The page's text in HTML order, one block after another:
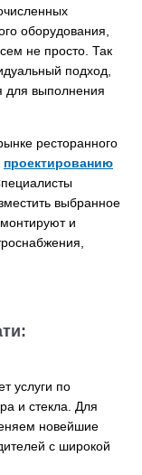
оборудования,
не просто. Так
подход,
для выполнения
ресторанного
проектированию
выбранное
и
услуги по
и стекла. Для
новейшие
с широкой